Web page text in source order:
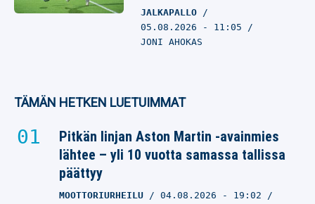
JALKAPALLO
05.08.2026 - 11:05
JONI AHOKAS
TÄMÄN HETKEN LUETUIMMAT
Pitkän linjan Aston Martin -avainmies
lähtee – yli 10 vuotta samassa tallissa
päättyy
MOOTTORIURHEILU 04.08.2026 - 19:02